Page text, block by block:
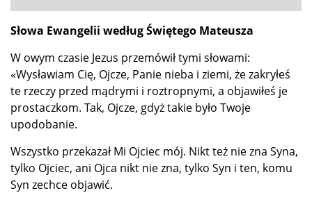
Słowa Ewangelii według Świętego Mateusza
W owym czasie Jezus przemówił tymi słowami:
«Wysławiam Cię, Ojcze, Panie nieba i ziemi, że zakryłeś
te rzeczy przed mądrymi i roztropnymi, a objawiłeś je
prostaczkom. Tak, Ojcze, gdyż takie było Twoje
upodobanie.
Wszystko przekazał Mi Ojciec mój. Nikt też nie zna Syna,
tylko Ojciec, ani Ojca nikt nie zna, tylko Syn i ten, komu
Syn zechce objawić.